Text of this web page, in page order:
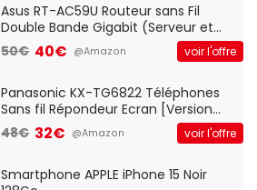
Asus RT-AC59U Routeur sans Fil
Double Bande Gigabit (Serveur et
Client VPN, Triple Vlan, Mode Point
d'accès et Bridge, contrôle Parental,
50€ 40€ @Amazon voir l'offre
Panasonic KX-TG6822 Téléphones
Sans fil Répondeur Ecran [Version
Française]
48€ 32€ @Amazon voir l'offre
Smartphone APPLE iPhone 15 Noir